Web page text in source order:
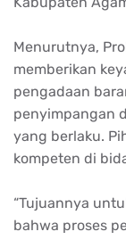
Menurutnya,
memberikan
pengadaan
penyimpangan
yang berlaku.
kompeten di
“Tujuannya
bahwa proses